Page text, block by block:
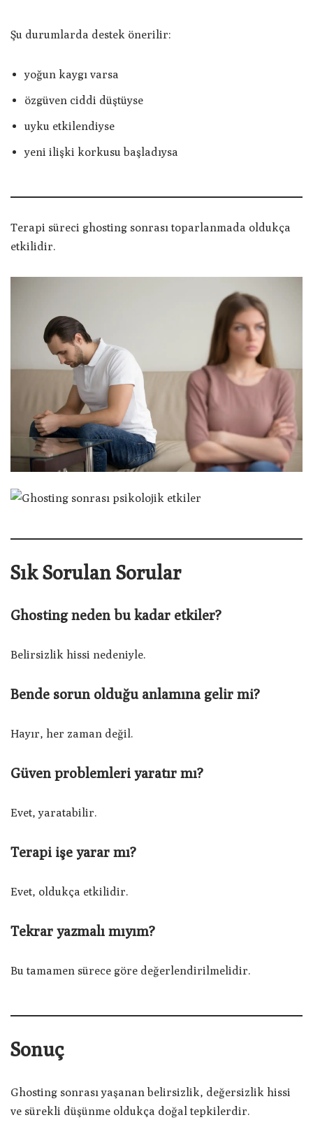
Şu durumlarda destek önerilir:
yoğun kaygı varsa
özgüven ciddi düştüyse
uyku etkilendiyse
yeni ilişki korkusu başladıysa
Terapi süreci ghosting sonrası toparlanmada oldukça
etkilidir.
Sık Sorulan Sorular
Ghosting neden bu kadar etkiler?
Belirsizlik hissi nedeniyle.
Bende sorun olduğu anlamına gelir mi?
Hayır, her zaman değil.
Güven problemleri yaratır mı?
Evet, yaratabilir.
Terapi işe yarar mı?
Evet, oldukça etkilidir.
Tekrar yazmalı mıyım?
Bu tamamen sürece göre değerlendirilmelidir.
Sonuç
Ghosting sonrası yaşanan belirsizlik, değersizlik hissi
ve sürekli düşünme oldukça doğal tepkilerdir.